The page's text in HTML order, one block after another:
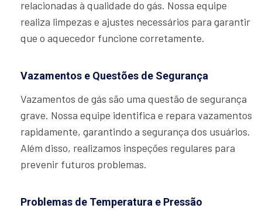
relacionadas à qualidade do gás. Nossa equipe
realiza limpezas e ajustes necessários para garantir
que o aquecedor funcione corretamente.
Vazamentos e Questões de Segurança
Vazamentos de gás são uma questão de segurança
grave. Nossa equipe identifica e repara vazamentos
rapidamente, garantindo a segurança dos usuários.
Além disso, realizamos inspeções regulares para
prevenir futuros problemas.
Problemas de Temperatura e Pressão